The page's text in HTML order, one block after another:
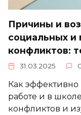
Причины и
социальных
конфликтов:
31.03.2025
Как эффективно
работе и в
конфликтов и